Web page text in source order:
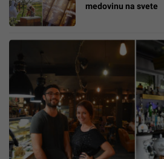
medovinu na svete